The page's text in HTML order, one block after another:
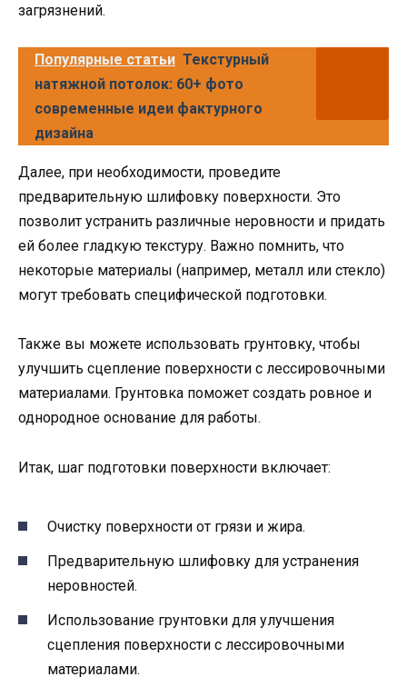
загрязнений.
Популярные статьи Текстурный
натяжной потолок: 60+ фото
современные идеи фактурного
дизайна
Далее, при необходимости, проведите
предварительную шлифовку поверхности. Это
позволит устранить различные неровности и придать
ей более гладкую текстуру. Важно помнить, что
некоторые материалы (например, металл или стекло)
могут требовать специфической подготовки.
Также вы можете использовать грунтовку, чтобы
улучшить сцепление поверхности с лессировочными
материалами. Грунтовка поможет создать ровное и
однородное основание для работы.
Итак, шаг подготовки поверхности включает:
Очистку поверхности от грязи и жира.
Предварительную шлифовку для устранения
неровностей.
Использование грунтовки для улучшения
сцепления поверхности с лессировочными
материалами.